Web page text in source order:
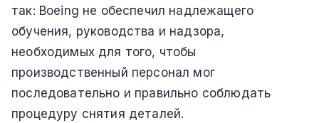
так: Boeing не обеспечил надлежащего
обучения, руководства и надзора,
необходимых для того, чтобы
производственный персонал мог
последовательно и правильно соблюдать
процедуру снятия деталей.